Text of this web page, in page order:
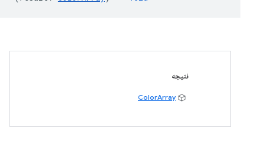
نتیجه
ColorArray